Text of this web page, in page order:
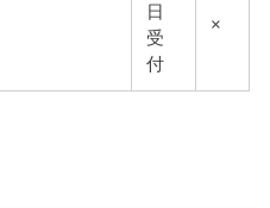
日
受
付
×